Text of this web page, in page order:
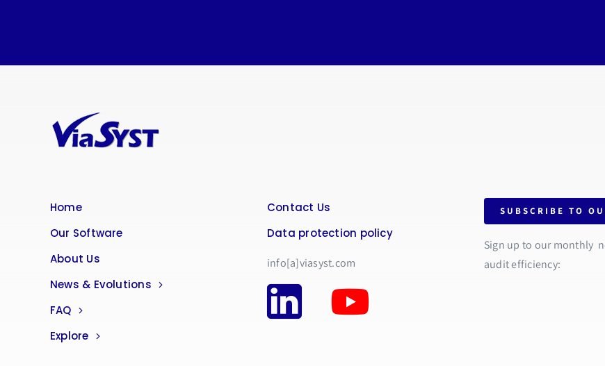
Home
Our Software
About Us
News & Evolutions
FAQ
Explore
Contact Us
Data protection policy
info[a]viasyst.com
SUBSCRIBE TO
Sign up to our monthly
audit efficiency: